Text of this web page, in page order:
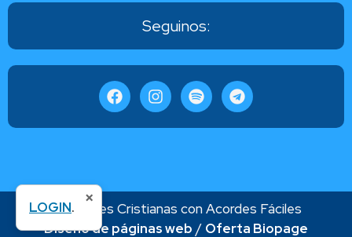
×
LOGIN.
Seguinos:
Canciones Cristianas con Acordes Fáciles
Diseño de páginas web / Oferta Biopage